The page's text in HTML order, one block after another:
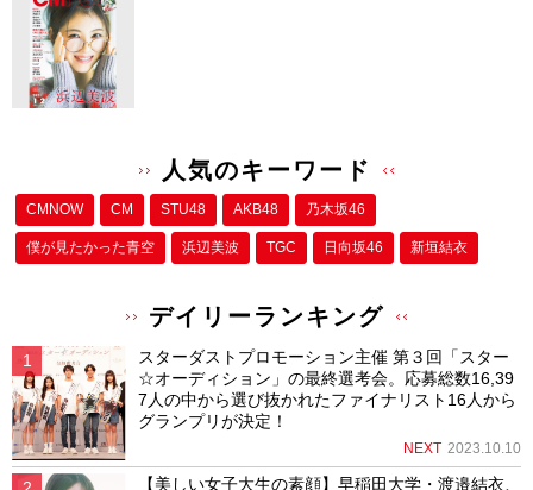
人気のキーワード
CMNOW CM STU48 AKB48 乃木坂46
僕が⾒たかった⻘空 浜辺美波 TGC 日向坂46 新垣結衣
デイリーランキング
スターダストプロモーション主催 第３回「スター
☆オーディション」の最終選考会。応募総数16,39
7人の中から選び抜かれたファイナリスト16人から
グランプリが決定！
NEXT 2023.10.10
【美しい女子大生の素顔】早稲田大学・渡邉結衣、